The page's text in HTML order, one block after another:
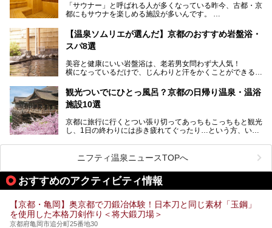
この記事は京都府舞鶴市のPR記事です。
部でレジャー気分を満喫できる温泉施設まで、好みのスーパ
ー銭湯を探してみてくださいね。
「サウナー」と呼ばれる人が多くなっている昨今、古都・京
都にもサウナを楽しめる施設が多いんです。
自分の好きなサウナを探すのもいいですが、さまざまなサウ
ナを体感してみたいですよね。
のある温浴施設を紹介します。
ウナを楽しみましょう！
【温泉ソムリエが選んだ】京都のおすすめ岩盤浴・
スパ8選
美容と健康にいい岩盤浴は、老若男女問わず大人気！
横になっているだけで、じんわりと汗をかくことができるの
地元の方はもちろん、旅先としても人気の京都。
観光のついでに岩盤浴のある温泉に浸かってリフレッシュす
今回は京都にある岩盤浴のある施設をピックアップしてご紹
観光ついでにひとっ風呂？京都の日帰り温泉・温浴
施設10選
京都に旅行に行くとつい張り切ってあっちもこっちもと観光
し、1日の終わりには歩き疲れてぐったり…という方、いま
そんな疲れた身体には温泉です！京都には、市内にも郊外に
も素晴らしい温泉がたくさんあります。そこで、日帰り利用
できるおすすめの温泉・温浴施設をまとめてみました。
ニフティ温泉ニュースTOPへ
おすすめのアクティビティ情報
【京都・亀岡】奥京都で刀鍛冶体験！日本刀と同じ素材「玉鋼」
を使用した本格刀剣作り＜将大鍛刀場＞
京都府亀岡市追分町25番地30